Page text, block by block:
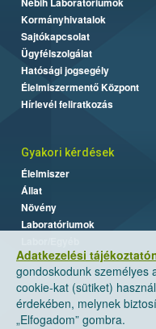
Adatkezelési
gondoskodunk személyes
cookie-kat (sütiket)
érdekében, melynek
„Elfogadom” gombra.
Kormányhivatalok
Sajtókapcsolat
Ügyfélszolgálat
Hatósági jogsegély
Élelmiszermentő Központ
Hírlevél feliratkozás
Gyakori kérdések
Élelmiszer
Állat
Növény
Laboratóriumok